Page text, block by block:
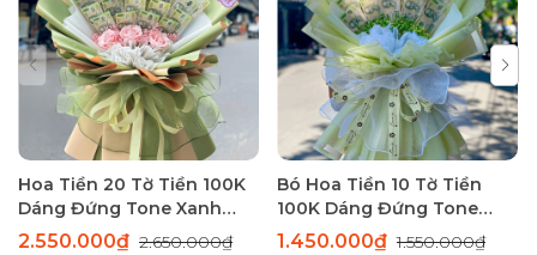
Hoa Tiền 20 Tờ Tiền 100K
Dáng Đứng Tone Xanh
Sang Trọng
2.550.000₫ 2.650.000₫
Bó Hoa Tiền 10 Tờ Tiền
100K Dáng Đứng Tone
Xanh Thanh Lịch
1.450.000₫1.550.000₫